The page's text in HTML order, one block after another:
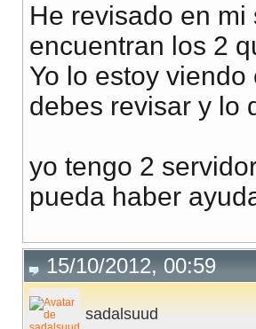
He revisado en
encuentran los 2
Yo lo estoy
debes revisar y lo
yo tengo 2
pueda haber
15/10/2012, 00:59
sadalsuud